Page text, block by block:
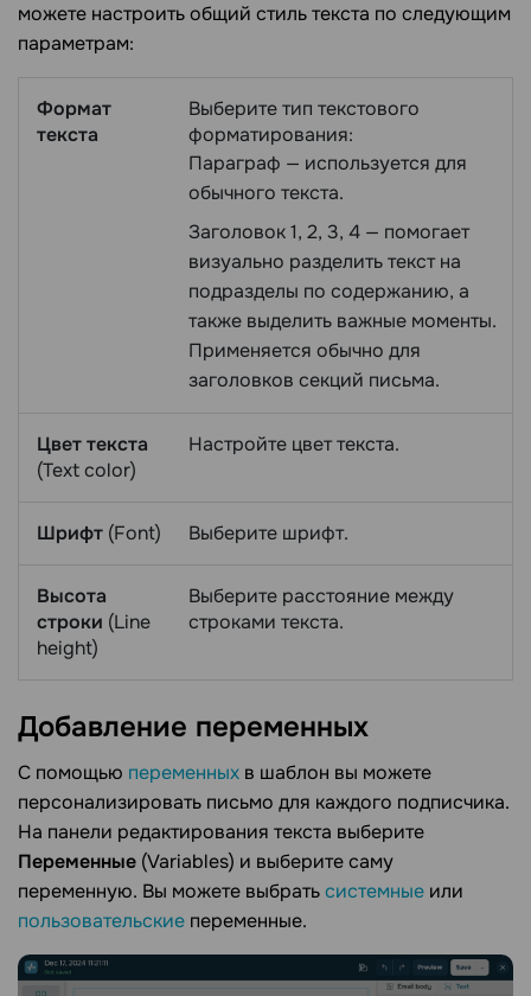
можете настроить общий стиль текста по следующим
параметрам:
Формат
текста
Выберите тип текстового
форматирования:
Параграф — используется для
обычного текста.
Заголовок 1, 2, 3, 4 — помогает
визуально разделить текст на
подразделы по содержанию, а
также выделить важные моменты.
Применяется обычно для
заголовков секций письма.
Цвет текста
(Text color)
Настройте цвет текста.
Шрифт (Font) Выберите шрифт.
Высота
строки (Line
height)
Выберите расстояние между
строками текста.
Добавление переменных
С помощью переменных в шаблон вы можете
персонализировать письмо для каждого подписчика.
На панели редактирования текста выберите
Переменные (Variables) и выберите саму
переменную. Вы можете выбратьсистемные или
пользовательские переменные.